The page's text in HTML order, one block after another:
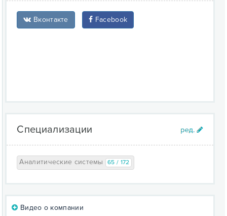
Вконтакте Facebook
Специализации
Аналитические системы 65 / 172
Видео о компании